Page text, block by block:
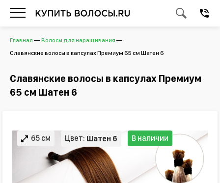
Главная
Волосы для наращивания
Славянские волосы в капсулах Премиум 65 см Шатен 6
Славянские волосы в капсулах Премиум
65 см Шатен 6
65 см Цвет: Шатен 6 В наличии